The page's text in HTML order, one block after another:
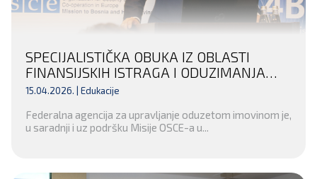
SPECIJALISTIČKA OBUKA IZ OBLASTI
FINANSIJSKIH ISTRAGA I ODUZIMANJA
NEZAKONITO STEČENE IMOVINE ZA
KANTONA 10
15.04.2026. | Edukacije
Federalna agencija za upravljanje oduzetom imovinom je,
u saradnji i uz podršku Misije OSCE-a u...